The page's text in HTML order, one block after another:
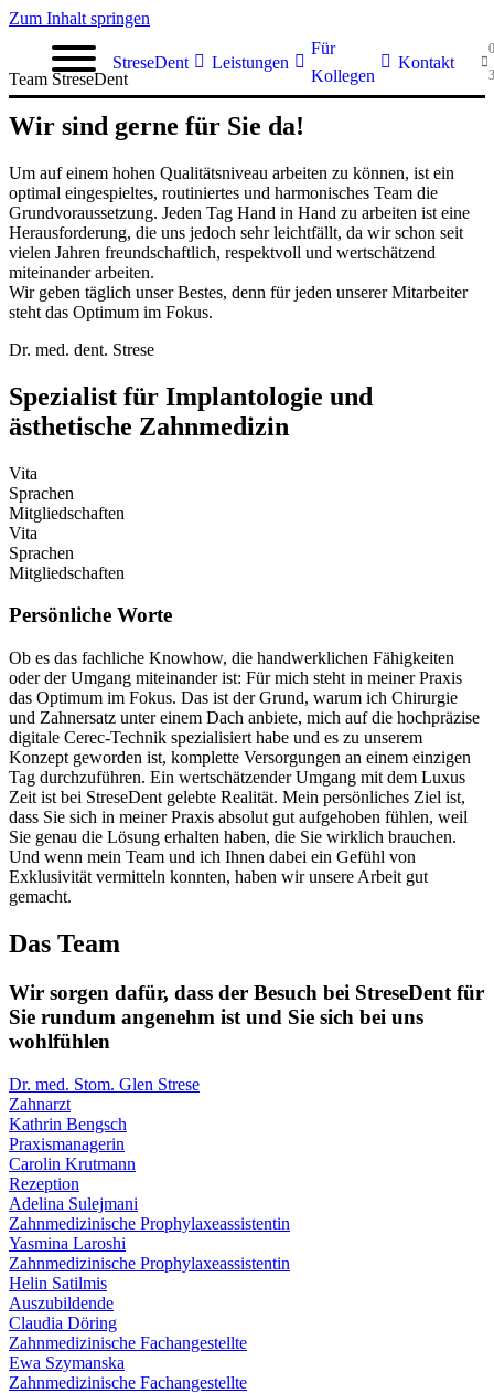
Zum Inhalt springen
StreseDent Leistungen
Für
Kollegen
Kontakt
Team StreseDent
Wir sind gerne für Sie da!
Um auf einem hohen Qualitätsniveau arbeiten zu können, ist ein
optimal eingespieltes, routiniertes und harmonisches Team die
Grundvoraussetzung. Jeden Tag Hand in Hand zu arbeiten ist eine
Herausforderung, die uns jedoch sehr leichtfällt, da wir schon seit
vielen Jahren freundschaftlich, respektvoll und wertschätzend
miteinander arbeiten.
Wir geben täglich unser Bestes, denn für jeden unserer Mitarbeiter
steht das Optimum im Fokus.
Dr. med. dent. Strese
Spezialist für Implantologie und
ästhetische Zahnmedizin
Vita
Sprachen
Mitgliedschaften
Vita
Sprachen
Mitgliedschaften
Persönliche Worte
Ob es das fachliche Knowhow, die handwerklichen Fähigkeiten
oder der Umgang miteinander ist: Für mich steht in meiner Praxis
das Optimum im Fokus. Das ist der Grund, warum ich Chirurgie
und Zahnersatz unter einem Dach anbiete, mich auf die hochpräzise
digitale Cerec-Technik spezialisiert habe und es zu unserem
Konzept geworden ist, komplette Versorgungen an einem einzigen
Tag durchzuführen. Ein wertschätzender Umgang mit dem Luxus
Zeit ist bei StreseDent gelebte Realität. Mein persönliches Ziel ist,
dass Sie sich in meiner Praxis absolut gut aufgehoben fühlen, weil
Sie genau die Lösung erhalten haben, die Sie wirklich brauchen.
Und wenn mein Team und ich Ihnen dabei ein Gefühl von
Exklusivität vermitteln konnten, haben wir unsere Arbeit gut
gemacht.
Das Team
Wir sorgen dafür, dass der Besuch bei StreseDent für
Sie rundum angenehm ist und Sie sich bei uns
wohlfühlen
Dr. med. Stom. Glen Strese
Zahnarzt
Kathrin Bengsch
Praxismanagerin
Carolin Krutmann
Rezeption
Adelina Sulejmani
Zahnmedizinische Prophylaxeassistentin
Yasmina Laroshi
Zahnmedizinische Prophylaxeassistentin
Helin Satilmis
Auszubildende
Claudia Döring
Zahnmedizinische Fachangestellte
Ewa Szymanska
Zahnmedizinische Fachangestellte